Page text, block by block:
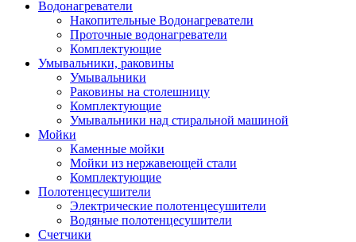
Водонагреватели
Накопительные Водонагреватели
Проточные водонагреватели
Комплектующие
Умывальники, раковины
Умывальники
Раковины на столешницу
Комплектующие
Умывальники над стиральной машиной
Мойки
Каменные мойки
Мойки из нержавеющей стали
Комплектующие
Полотенцесушители
Электрические полотенцесушители
Водяные полотенцесушители
Счетчики